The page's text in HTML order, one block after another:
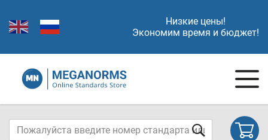
Низкие цены!
Экономим время и бюджет!